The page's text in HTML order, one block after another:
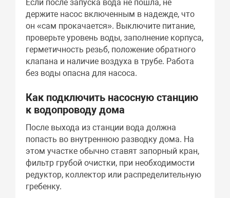
Если после запуска вода не пошла, не
держите насос включенным в надежде, что
он «сам прокачается». Выключите питание,
проверьте уровень воды, заполнение корпуса,
герметичность резьб, положение обратного
клапана и наличие воздуха в трубе. Работа
без воды опасна для насоса.
Как подключить насосную станцию
к водопроводу дома
После выхода из станции вода должна
попасть во внутреннюю разводку дома. На
этом участке обычно ставят запорный кран,
фильтр грубой очистки, при необходимости
редуктор, коллектор или распределительную
гребенку.